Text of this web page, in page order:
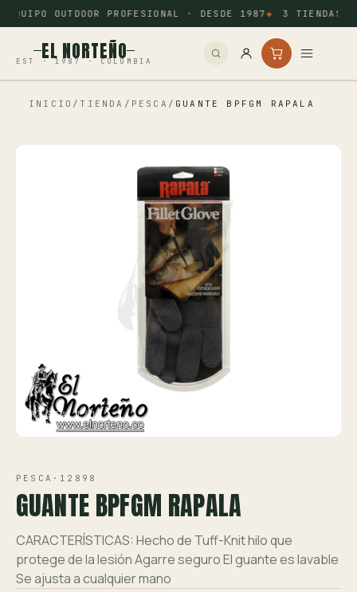
EQUIPO OUTDOOR PROFESIONAL · DESDE 1987 3 TIENDAS:
EL NORTEÑO
EST · 1987 · COLOMBIA
Inicio
Pesca
Ver toda la tienda →
Contáctanos
INICIO / TIENDA / PESCA / GUANTE BPFGM RAPALA
VISTA 1/1
PESCA · 12898
GUANTE BPFGM RAPALA
CARACTERÍSTICAS: Hecho de Tuff-Knit hilo que
protege de la lesión Agarre seguro El guante es lavable
Se ajusta a cualquier mano